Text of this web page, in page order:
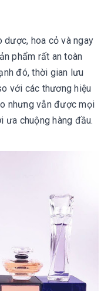
hoa cỏ và ngay
phẩm rất an toàn
đó, thời gian lưu
với các thương hiệu
nhưng vẫn được mọi
chuộng hàng đầu.